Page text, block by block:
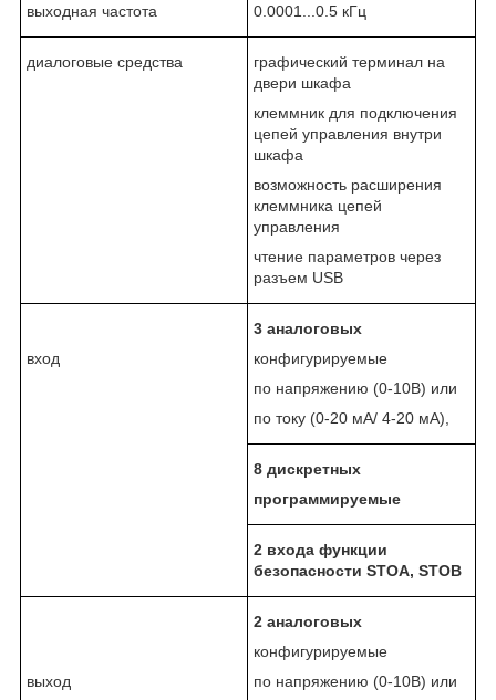
выходная частота 0.0001...0.5 кГц
диалоговые средства
графический терминал на
двери шкафа
клеммник для подключения
цепей управления внутри
шкафа
возможность расширения
клеммника цепей
управления
чтение параметров через
разъем USB
вход
3 аналоговых
конфигурируемые
по напряжению (0-10В) или
по току (0-20 мА/ 4-20 мА),
8 дискретных
программируемые
2 входа функции
безопасности STOА, STOB
выход
2 аналоговых
конфигурируемые
по напряжению (0-10В) или